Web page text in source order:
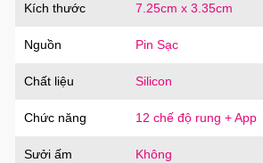
Kích thước 7.25cm x 3.35cm
Nguồn Pin Sạc
Chất liệu Silicon
Chức năng 12 chế độ rung + App
Sưởi ấm Không